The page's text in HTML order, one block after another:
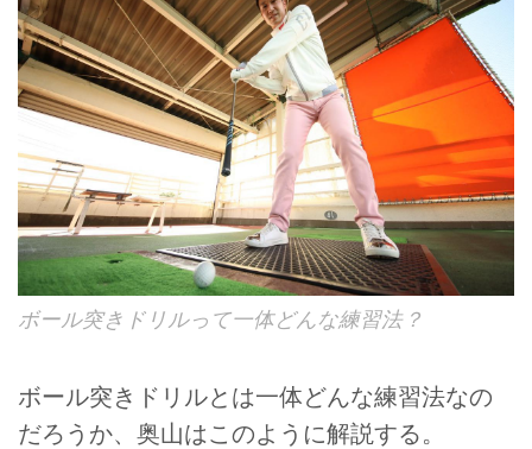
ボール突きドリルって一体どんな練習法？
ボール突きドリルとは一体どんな練習法なの
だろうか、奥山はこのように解説する。